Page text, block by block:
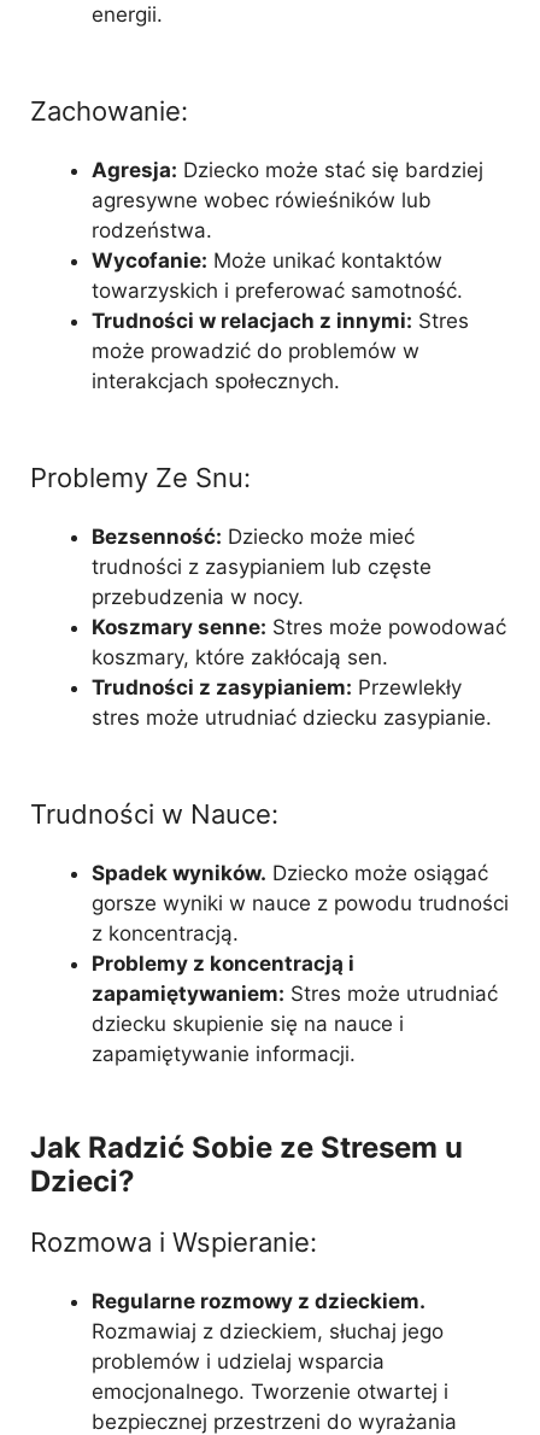
energii.
Zachowanie:
Agresja: Dziecko może stać się bardziej
agresywne wobec rówieśników lub
rodzeństwa.
Wycofanie: Może unikać kontaktów
towarzyskich i preferować samotność.
Trudności w relacjach z innymi: Stres
może prowadzić do problemów w
interakcjach społecznych.
Problemy Ze Snu:
Bezsenność: Dziecko może mieć
trudności z zasypianiem lub częste
przebudzenia w nocy.
Koszmary senne: Stres może powodować
koszmary, które zakłócają sen.
Trudności z zasypianiem: Przewlekły
stres może utrudniać dziecku zasypianie.
Trudności w Nauce:
Spadek wyników. Dziecko może osiągać
gorsze wyniki w nauce z powodu trudności
z koncentracją.
Problemy z koncentracją i
zapamiętywaniem: Stres może utrudniać
dziecku skupienie się na nauce i
zapamiętywanie informacji.
Jak Radzić Sobie ze Stresem u
Dzieci?
Rozmowa i Wspieranie:
Regularne rozmowy z dzieckiem.
Rozmawiaj z dzieckiem, słuchaj jego
problemów i udzielaj wsparcia
emocjonalnego. Tworzenie otwartej i
bezpiecznej przestrzeni do wyrażania